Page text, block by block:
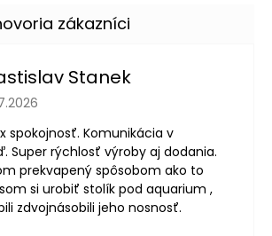
Stanek
obchodu je 5 z 5 hviezdičiek.
spokojnosť. Komunikácia v
Super rýchlosť výroby aj dodania.
prekvapený spôsobom ako to
si urobiť stolík pod aquarium ,
zdvojnásobili jeho nosnosť.